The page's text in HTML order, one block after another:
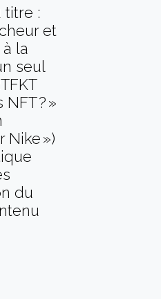
titre :
et
la
seul
? »
Nike »)
du